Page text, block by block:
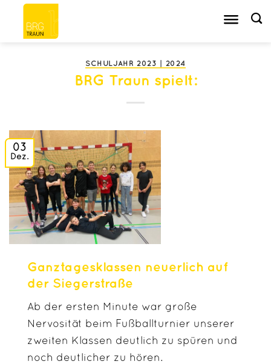
Zum
Inhalt
springen
SCHULJAHR 2023 | 2024
BRG Traun spielt:
03
Dez.
Ganztagesklassen neuerlich auf
der Siegerstraße
Ab der ersten Minute war große
Nervosität beim Fußballturnier unserer
zweiten Klassen deutlich zu spüren und
noch deutlicher zu hören.